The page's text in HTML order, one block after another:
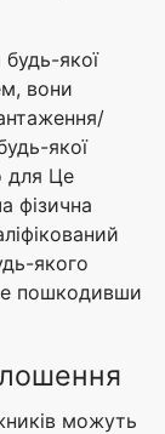
якої
вони
якої
для Це
фізична
якого
пошкодивши
можуть